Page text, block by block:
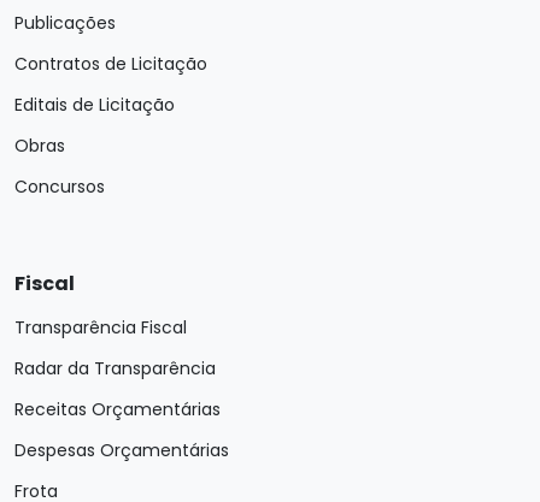
Publicações
Contratos de Licitação
Editais de Licitação
Obras
Concursos
Fiscal
Transparência Fiscal
Radar da Transparência
Receitas Orçamentárias
Despesas Orçamentárias
Frota